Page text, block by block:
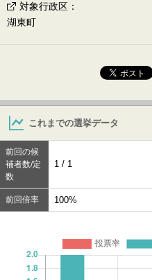
対象行政区 ：
湖東町
これまでの選挙データ
前回の候
補者数/定
数
1 / 1
前回倍率 100%